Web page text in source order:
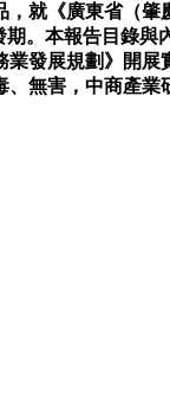
就《廣東省（
。本報告目錄
發展規劃》開
無害，中商產業